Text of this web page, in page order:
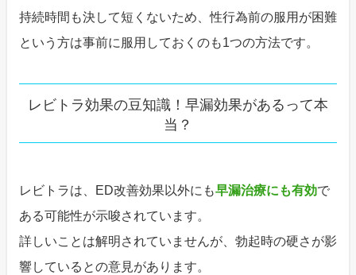
持続時間も決して短くないため、性行為前の服用が困難
という方は事前に服用しておくのも1つの方法です。
レビトラ効果の豆知識！早漏効果があるって本
当？
レビトラは、ED改善効果以外にも早漏治療にも有効で
ある可能性が示唆されています。
詳しいことは解明されていませんが、勃起時の硬さが影
響しているとの意見があります。